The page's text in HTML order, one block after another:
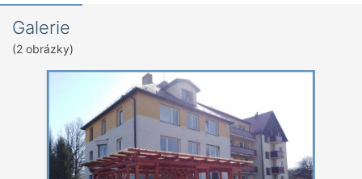
Galerie
(2 obrázky)